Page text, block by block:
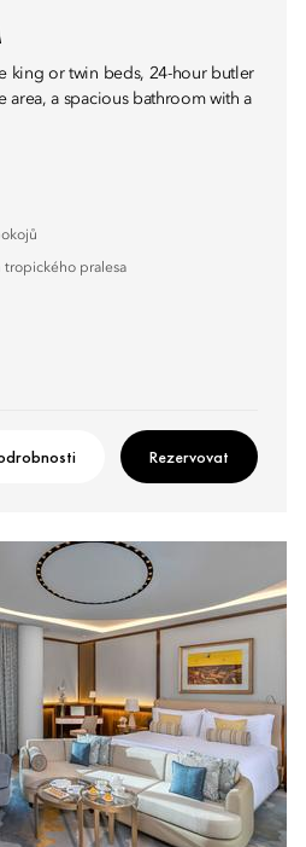
king or twin beds, 24-hour butler
area, a spacious bathroom with a
tropického pralesa
Rezervovat